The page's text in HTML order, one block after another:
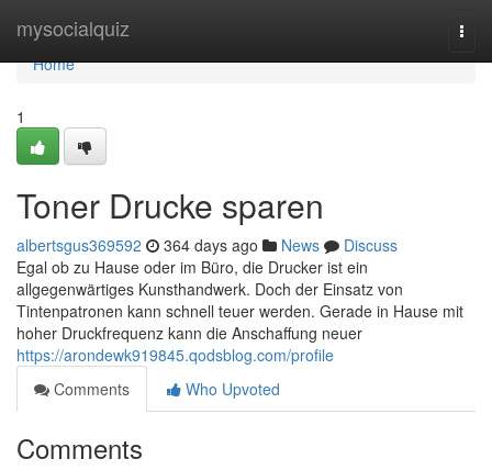
mysocialquiz
Home
Home
1
Toner Drucke sparen
albertsgus369592 364 days ago News
Discuss
Egal ob zu Hause oder im Büro, die Drucker ist ein
allgegenwärtiges Kunsthandwerk. Doch der Einsatz von
Tintenpatronen kann schnell teuer werden. Gerade in Hause mit
hoher Druckfrequenz kann die Anschaffung neuer
https://arondewk919845.qodsblog.com/profile
Comments
Who Upvoted
Comments